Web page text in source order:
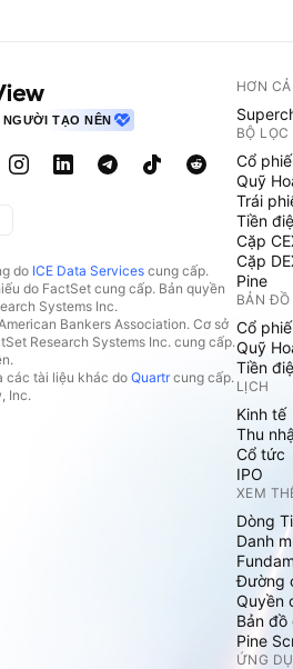
TẠO NÊN
do ICE Data Services cung cấp.
do FactSet cung cấp. Bản quyền
Systems Inc.
Bankers Association. Cơ sở
Research Systems Inc. cung cấp.
các tài liệu khác doQuartrcung cấp.
Inc.
HƠN
BỘ LỌC
Cổ
Quỹ
Trái
Tiền
Cặp
Cặp
Pine
BẢN ĐỒ
Cổ
Quỹ
Tiền
LỊCH
Kinh tế
Thu
Cổ tức
IPO
XEM
Dòng
Danh
Đường
Quyền
Bản đồ
Pine
ỨNG